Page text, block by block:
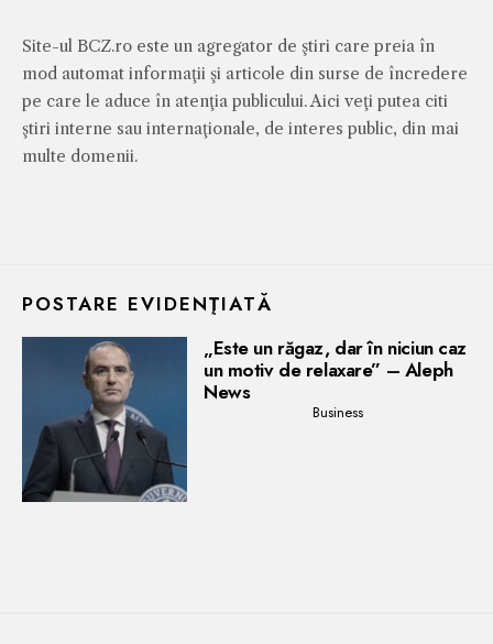
Site-ul BCZ.ro este un agregator de ştiri care preia în
mod automat informaţii şi articole din surse de încredere
pe care le aduce în atenţia publicului. Aici veţi putea citi
ştiri interne sau internaţionale, de interes public, din mai
multe domenii.
POSTARE EVIDENŢIATĂ
„Este un răgaz, dar în niciun caz
un motiv de relaxare” – Aleph
News
Business